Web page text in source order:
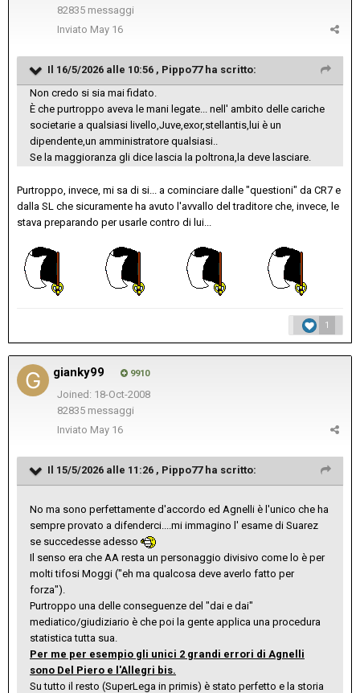
82835 messaggi
Inviato May 16
Il 16/5/2026 alle 10:56 , Pippo77ha scritto:
Non credo si sia mai fidato.
È che purtroppo aveva le mani legate... nell' ambito delle cariche
societarie a qualsiasi livello,Juve,exor,stellantis,lui è un
dipendente,un amministratore qualsiasi..
Se la maggioranza gli dice lascia la poltrona,la deve lasciare.
Purtroppo, invece, mi sa di si... a cominciare dalle "questioni" da CR7 e
dalla SL che sicuramente ha avuto l'avvallo del traditore che, invece, le
stava preparando per usarle contro di lui...
1
gianky99 9910
Joined: 18-Oct-2008
82835 messaggi
Inviato May 16
Il 15/5/2026 alle 11:26 , Pippo77ha scritto:
No ma sono perfettamente d'accordo ed Agnelli è l'unico che ha
sempre provato a difenderci....mi immagino l' esame di Suarez
se succedesse adesso
Il senso era che AA resta un personaggio divisivo come lo è per
molti tifosi Moggi ("eh ma qualcosa deve averlo fatto per
forza").
Purtroppo una delle conseguenze del "dai e dai"
mediatico/giudiziario è che poi la gente applica una procedura
statistica tutta sua.
Per me per esempio gli unici 2 grandi errori di Agnelli
sono Del Piero e l'Allegri bis.
Su tutto il resto (SuperLega in primis) è stato perfetto e la storia